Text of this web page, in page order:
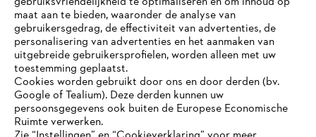
Bedrijf
STIHL FAQ
maat aan te bieden, waaronder de analyse van
gebruikersgedrag, de effectiviteit van advertenties, de
personalisering van advertenties en het aanmaken van
uitgebreide gebruikersprofielen, worden alleen met uw
toestemming geplaatst.
Cookies worden gebruikt door ons en door derden (bv.
Google of Tealium). Deze derden kunnen uw
persoonsgegevens ook buiten de Europese Economische
Ruimte verwerken.